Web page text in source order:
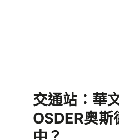
交通站：華
OSDER奧斯